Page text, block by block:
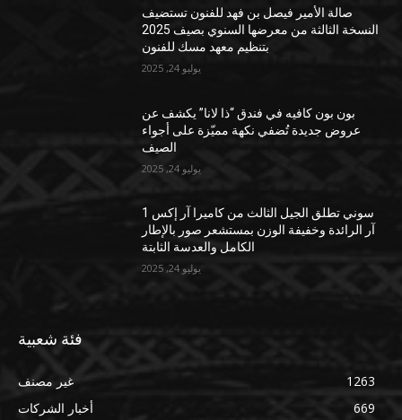
صالة الأمير فيصل بن فهد للفنون تستضيف
النسخة الثالثة من معرضها السنوي بصيف 2025
بتنظيم معهد مسك للفنون
يوليو 24, 2025
بون بون كافيه في فندق “ذا لانا” يكشف عن
عروض جديدة تُضفي نكهة مميّزة على أجواء
الصيف
يوليو 24, 2025
سوني تطلق الجيل الثالث من كاميرا آر إكس 1
آر الرائدة وخفيفة الوزن بمستشعر صور بالإطار
الكامل والعدسة الثابتة
يوليو 24, 2025
فئة شعبية
غير مصنف
1263
أخبار الشركات
669